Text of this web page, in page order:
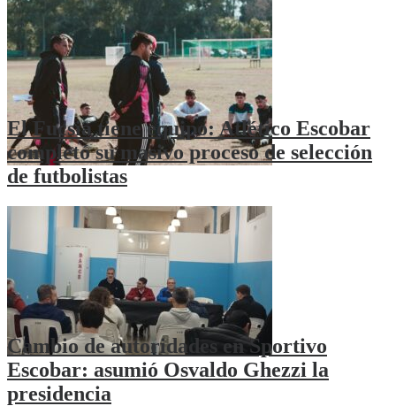
El Fucsia tiene equipo: Atlético Escobar
completó su masivo proceso de selección
de futbolistas
Cambio de autoridades en Sportivo
Escobar: asumió Osvaldo Ghezzi la
presidencia